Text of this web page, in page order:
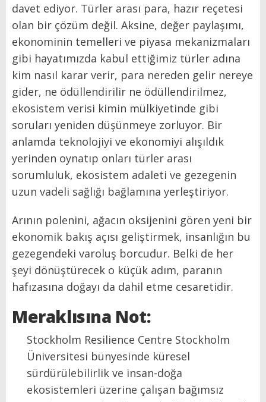
davet ediyor. Türler arası para, hazır reçetesi
olan bir çözüm değil. Aksine, değer paylaşımı,
ekonominin temelleri ve piyasa mekanizmaları
gibi hayatımızda kabul ettiğimiz türler adına
kim nasıl karar verir, para nereden gelir nereye
gider, ne ödüllendirilir ne ödüllendirilmez,
ekosistem verisi kimin mülkiyetinde gibi
soruları yeniden düşünmeye zorluyor. Bir
anlamda teknolojiyi ve ekonomiyi alışıldık
yerinden oynatıp onları türler arası
sorumluluk, ekosistem adaleti ve gezegenin
uzun vadeli sağlığı bağlamına yerleştiriyor.
Arının polenini, ağacın oksijenini gören yeni bir
ekonomik bakış açısı geliştirmek, insanlığın bu
gezegendeki varoluş borcudur. Belki de her
şeyi dönüştürecek o küçük adım, paranın
hafızasına doğayı da dahil etme cesaretidir.
Meraklısına Not:
Stockholm Resilience Centre Stockholm
Üniversitesi bünyesinde küresel
sürdürülebilirlik ve insan-doğa
ekosistemleri üzerine çalışan bağımsız